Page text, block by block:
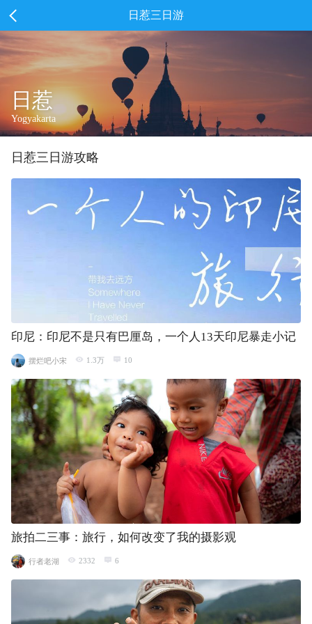
日惹三日游
日惹
Yogyakarta
日惹三 日游攻略
印尼：印尼不是只有巴厘岛，一个人13天印尼暴走小记
摆烂吧小宋 1.3万 10
旅拍二三事：旅行，如何改变了我的摄影观
行者老湖 2332 6